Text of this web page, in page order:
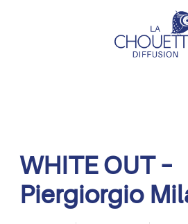
WHITE OUT –
Piergiorgio